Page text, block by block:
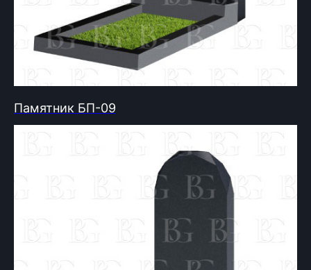
Памятник БП-09